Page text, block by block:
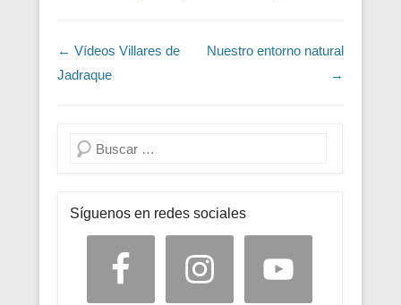
Navegación de entradas
← Vídeos Villares de
Jadraque
Nuestro entorno natural
→
Buscar
Síguenos en redes sociales